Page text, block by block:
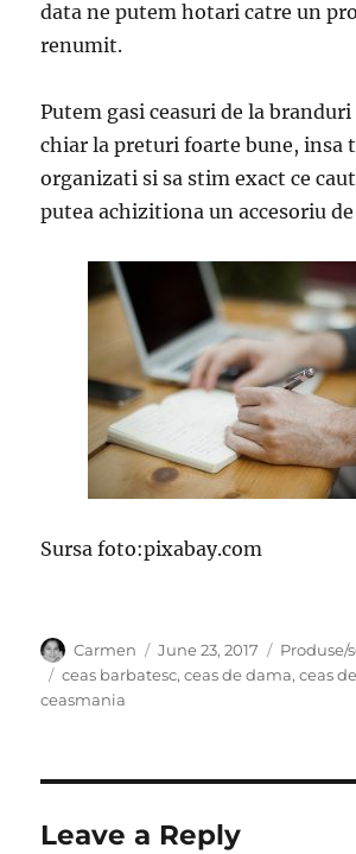
data ne putem hotari catre un
renumit.
Putem gasi ceasuri de la
chiar la preturi foarte bune, insa
organizati si sa stim exact ce
putea achizitiona un accesoriu
Sursa foto:pixabay.com
Author
Carmen
Posted
on
June 23, 2017 Produse/
Tags
ceas barbatesc,ceas de dama,ceas
ceasmania
Leave a Reply